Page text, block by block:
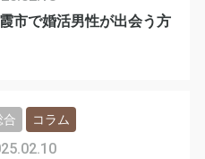
市で婚活男性が出会う方
合 コラム